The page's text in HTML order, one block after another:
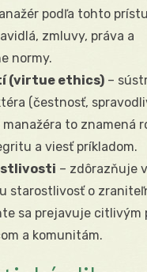
podľa tohto
zmluvy, práva a
normy.
(virtue ethics) –
(čestnosť,
manažéra to znamená
a viesť príkladom.
– zdôrazňuje
starostlivosť o
sa prejavuje citlivým
a komunitám.